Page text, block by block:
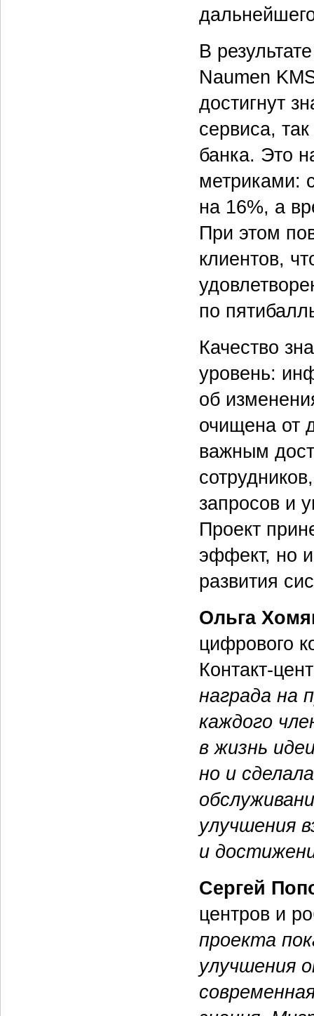
В
Naumen
достигнут
сервиса,
банка. Это
метриками:
на 16%, а
При этом
клиентов,
по
Качество
уровень:
об
очищена от
важным
запросов и
Проект
эффект, но
развития
Ольга
цифрового
Контакт-
награда на
каждого
в жизнь
но и
улучшения
и
Сергей
центров и
проекта
улучшения